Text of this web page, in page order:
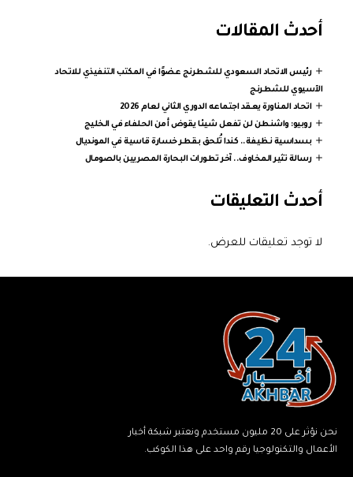
أحدث المقالات
رئيس الاتحاد السعودي للشطرنج عضوًا في المكتب التنفيذي للاتحاد
الآسيوي للشطرنج
اتحاد المناورة يعقد اجتماعه الدوري الثاني لعام 2026
روبيو: واشنطن لن تفعل شيئا يقوض أمن الحلفاء في الخليج
بسداسية نظيفة.. كندا تُلحق بقطر خسارة قاسية في المونديال
رسالة تثير المخاوف.. آخر تطورات البحارة المصريين بالصومال
أحدث التعليقات
لا توجد تعليقات للعرض.
نحن نؤثر على 20 مليون مستخدم ونعتبر شبكة أخبار
الأعمال والتكنولوجيا رقم واحد على هذا الكوكب.